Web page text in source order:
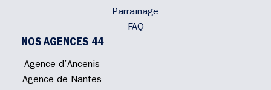
Parrainage
FAQ
NOS AGENCES 44
Agence d’Ancenis
Agence de Nantes